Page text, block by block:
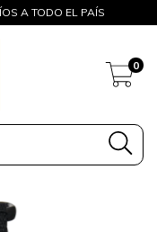
A TODO EL PAÍS
0